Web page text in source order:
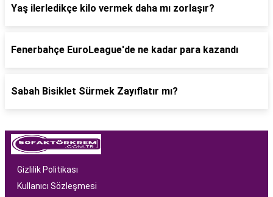
Yaş ilerledikçe kilo vermek daha mı zorlaşır?
Fenerbahçe EuroLeague'de ne kadar para kazandı
Sabah Bisiklet Sürmek Zayıflatır mı?
Gizlilik Politikası
Kullanıcı Sözleşmesi